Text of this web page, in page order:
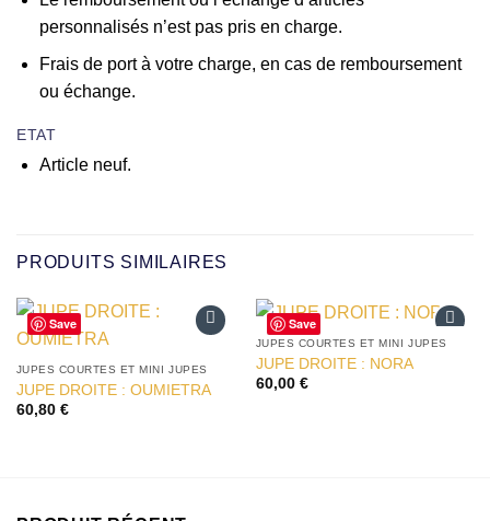
personnalisés n’est pas pris en charge.
Frais de port à votre charge, en cas de remboursement
ou échange.
ETAT
Article neuf.
PRODUITS SIMILAIRES
Save
à la liste
d’envies
JUPES COURTES ET MINI JUPES
JUPE DROITE : OUMIETRA
60,80 €
Save
à la liste
JUPES COURTES ET MINI JUPES
JUPE DROITE : NORA
60,00 €